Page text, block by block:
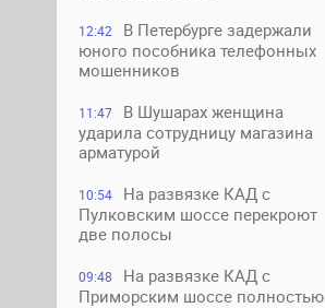
12:42
В Петербурге задержали
юного пособника телефонных
мошенников
11:47
В Шушарах женщина
ударила сотрудницу магазина
арматурой
10:54
На развязке КАД с
Пулковским шоссе перекроют
две полосы
09:48
На развязке КАД с
Приморским шоссе полностью